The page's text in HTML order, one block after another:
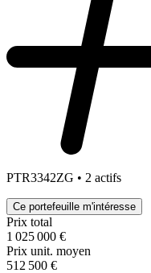
PTR3342ZG • 2 actifs
Ce portefeuille m'intéresse
Prix total
1 025 000 €
Prix unit. moyen
512 500 €